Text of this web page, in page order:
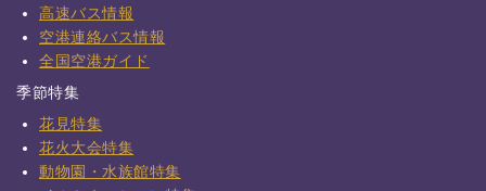
高速バス情報
空港連絡バス情報
全国空港ガイド
季節特集
花見特集
花火大会特集
動物園・水族館特集